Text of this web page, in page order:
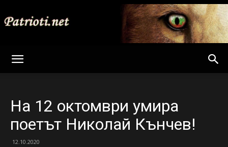
Net
На 12 октомври умира
поетът Николай Кънчев!
12.10.2020